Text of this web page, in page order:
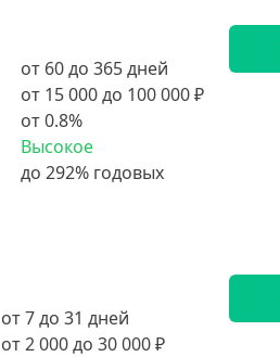
от 60 до 365 дней
от 15 000 до 100 000 ₽
от 0.8%
Высокое
от 7 до 31 дней
от 2 000 до 30 000 ₽